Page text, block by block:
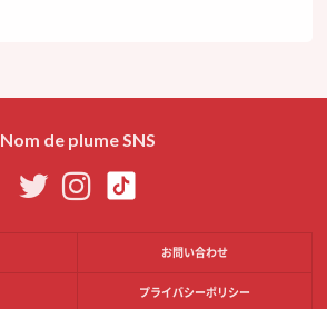
Nom de plume SNS
お問い合わせ
プライバシーポリシー